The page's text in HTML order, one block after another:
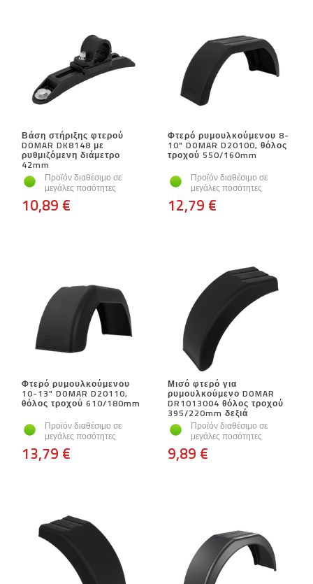
Βάση στήριξης φτερού
DOMAR DK8148 με
ρυθμιζόμενη διάμετρο
42mm
Προϊόν διαθέσιμο σε
μεγάλες ποσότητες
10,89 €
Φτερό ρυμουλκούμενου 8-
10" DOMAR D20100, θόλος
τροχού 550/160mm
Προϊόν διαθέσιμο σε
μεγάλες ποσότητες
12,79 €
Φτερό ρυμουλκούμενου
10-13" DOMAR D20110,
θόλος τροχού 610/180mm
Προϊόν διαθέσιμο σε
μεγάλες ποσότητες
13,79 €
Μισό φτερό για
ρυμουλκούμενο DOMAR
DR1013004 θόλος τροχού
395/220mm δεξιά
Προϊόν διαθέσιμο σε
μεγάλες ποσότητες
9,89 €